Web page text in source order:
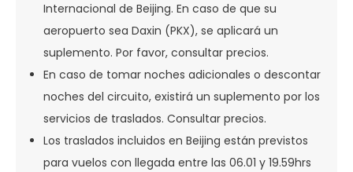
Internacional de Beijing. En caso de que su
aeropuerto sea Daxin (PKX), se aplicará un
suplemento. Por favor, consultar precios.
En caso de tomar noches adicionales o descontar
noches del circuito, existirá un suplemento por los
servicios de traslados. Consultar precios.
Los traslados incluidos en Beijing están previstos
para vuelos con llegada entre las 06.01 y 19.59hrs